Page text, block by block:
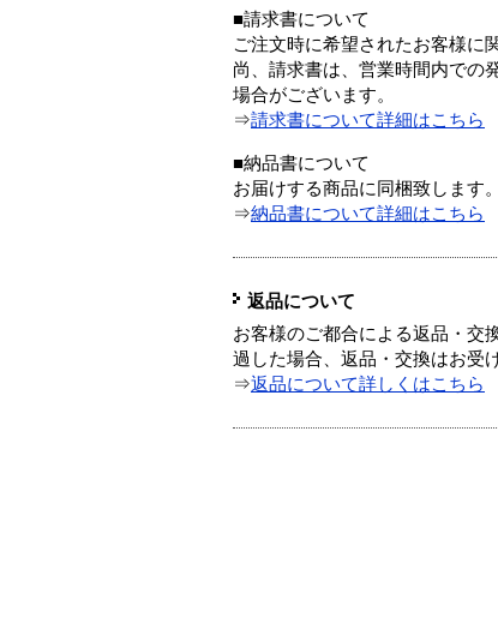
■請求書について
ご注文時に希望されたお客様に
尚、請求書は、営業時間内での
場合がございます。
⇒請求書について詳細はこちら
■納品書について
お届けする商品に同梱致します。
⇒納品書について詳細はこちら
返品について
お客様のご都合による返品・交
過した場合、返品・交換はお受
⇒返品について詳しくはこちら